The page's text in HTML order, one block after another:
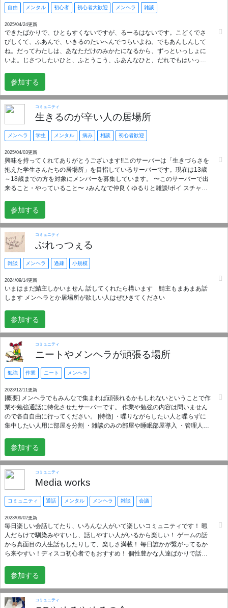
自由 メンタル 初心者 初心者大歓迎 メンヘラ 雑談
2025/04/24更新
できたばかりで、ひともすくないですが、るーるはないです。こどくでさ
びしくて、ふあんで、いきるのたいへんでつらいよね。でもあんしんして
ね。だってわたしは、あなただけのみかたになるから、ずっといっしょに
いよ。じさつしたいひと、ふとうこう、ふあんなひと、だれでもはいって
しとてもすごいから、いきて。さんかだけでも、なんでもおっけー。あい
さつはしてもしなくても、どっちでもいいよー。じんせいにつかれたらき
てね。あなたはあなたのままで、かわらなくていいよ。すべてうけいれる
から。もう、どりょくなんてしなくていいんだよ。あなたはいままで、じ
ゅうぶんがんばったんだから。ねんれいにかんけいなく、ざつだんとか、
そうだんなどをしたいです。おはなしをする。もくてきはなし！じさつよ
くない。なのでみんなあつまれー。そういうかんじのゆるいおへやです。
だれでもさんかしていただけるとうれしーです。かもんっ！かもんっ！に
ーとくずだめにんげんほしいです。やっぱりにんげんのさいていへんもと
めるです。ふあんについて、おはなしをしたいです。‥ふ！ふ‥！や‥！おく
すりで、めんたるがくるくるしてらりるれろなので、このおへやはあらゆ
るすべてのことをきょようするのですよ。かの、かうんせらーなどとい
う、たにんのよわみにつけこむのがだいすきなものたちのいいなりにはな
なのにせかいからおいだされて、ひていされて、さらにはきずつけられ
て、そのふじょうりに、おいつめられてるひとたちがあつまればいいなー
とおもいます。ですので、せいしんか、にいくべきではありません。すな
わちここは、ただいみのないことをする。それじたいをもくてきとしたば
しょであり、それとどうじに、このりふじんなしゃかいへのはんぎゃくの
のろしとして、そのだいいっぽをここにきざむのです。しゃかいからはい
せきされたものどものさいごのすみかとして、ていきょうされしばしょな
のですここは。あと、しょうしんしょうめい、げんじつはくそなのです。
いきるのつらいのです。おくすりはもうのみたくないのです。つまりはこ
こを、にっきとしてもかつようしてかまわないのです。
参加する
コミュニティ
生きるのが辛い人の居場所
メンヘラ 学生 メンタル 病み 相談 初心者歓迎
2025/04/03更新
興味を持ってくれてありがとうございます!!このサーバーは「生きづらさを
抱えた学生さんたちの居場所」を目指しているサーバーです。現在は13歳
～18歳までの方を対象にメンバーを募集しています。 〜このサーバーで出
来ること・やっていること〜 ♪みんなで仲良くゆるりと雑談!ボイ スチャッ
あり!急に雑談チャンネル等に入りに くい場合はそこで挨拶してみてね! (作
ったばかりなのでログがあんまり ないですが気にせず使ってくださ い!) ♪メ
ンバー達に相談出来る!独り言や 愚痴、本音をつぶやくのもOK! ♪ボイスチ
ャットは聞き専でも大歓 迎!読み上げbotもいるし、なれたら ぜひミュート
外してお話しよう👍🏻 その他イラストや音楽チャンネル等色々あります!身内
ノリは少ない方だと思うので馴染みやすいと思います!合わなかったら即抜
けOK!ぜひ1度覗いてみてください!待ってます☺️ ※鯖主はサーバー運営初心
者なので分からないこと多いですが優しく教えていただけると助かります!
参加する
コミュニティ
ぶれっつぇる
雑談 メンヘラ 過疎 小規模
2024/09/14更新
いまはまだ鯖主しかいません 話してくれたら構います 鯖主もまあまあ話
します メンヘラとか居場所が欲しい人はぜひきてください
参加する
コミュニティ
ニートやメンヘラが頑張る場所
勉強 作業 ニート メンヘラ
2023/12/11更新
[概要] メンヘラでもみんなで集まれば頑張れるかもしれないということで作
業や勉強通話に特化させたサーバーです。 作業や勉強の内容は問いません
ので各自自由に行ってください。 [特徴] ・喋りながらしたい人と喋らずに
集中したい人用に部屋を分割 ・雑談のみの部屋や睡眠部屋導入 ・管理人は
サーバーに追加して欲しいものがあったら提案可能 ・自己紹介不要 ・
readmeを読んでチェックボタンを押すだけで加入可能
参加する
コミュニティ
Media works
コミュニティ 通話 メンタル メンヘラ 雑談 会議
2023/09/02更新
毎日楽しい会話してたり、いろんな人がいて楽しいコミュニティです！ 暇
人だらけで馴染みやすいし、話しやすい人がいるから楽しい！ ゲームの話
から真面目の人生話もしたりして、楽しさ満載！ 毎日誰かが繋がってるか
ら来やすい！ディスコ初心者でもおすすめ！ 個性豊かな人達ばかりで話し
ます お酒を飲みながら雑談をするのが好きな方！！ 色んな人と雑談してぇ
ー！！！って方！！！ とにかく暇な方！！！そんな方達におすすめでー
す！！！ まったりとわいわいした会話もできる高品質サーバー。 年齢層は
18－40代まで色んな人がいますしアクティブ率が高いです。 サーバーの印
参加する
コミュニティ